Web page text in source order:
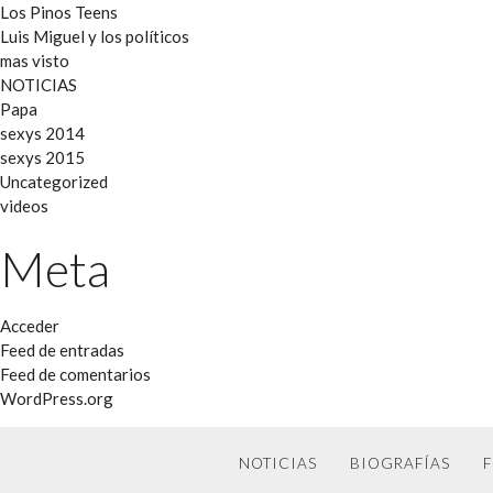
Los Pinos Teens
Luis Miguel y los políticos
mas visto
NOTICIAS
Papa
sexys 2014
sexys 2015
Uncategorized
videos
Meta
Acceder
Feed de entradas
Feed de comentarios
WordPress.org
NOTICIAS BIOGRAFÍAS